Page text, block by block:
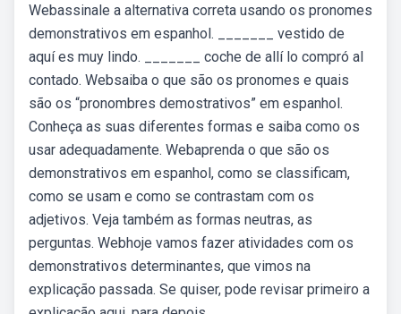
Webassinale a alternativa correta usando os pronomes
demonstrativos em espanhol. _______ vestido de
aquí es muy lindo. _______ coche de allí lo compró al
contado. Websaiba o que são os pronomes e quais
são os “pronombres demostrativos” em espanhol.
Conheça as suas diferentes formas e saiba como os
usar adequadamente. Webaprenda o que são os
demonstrativos em espanhol, como se classificam,
como se usam e como se contrastam com os
adjetivos. Veja também as formas neutras, as
perguntas. Webhoje vamos fazer atividades com os
demonstrativos determinantes, que vimos na
explicação passada. Se quiser, pode revisar primeiro a